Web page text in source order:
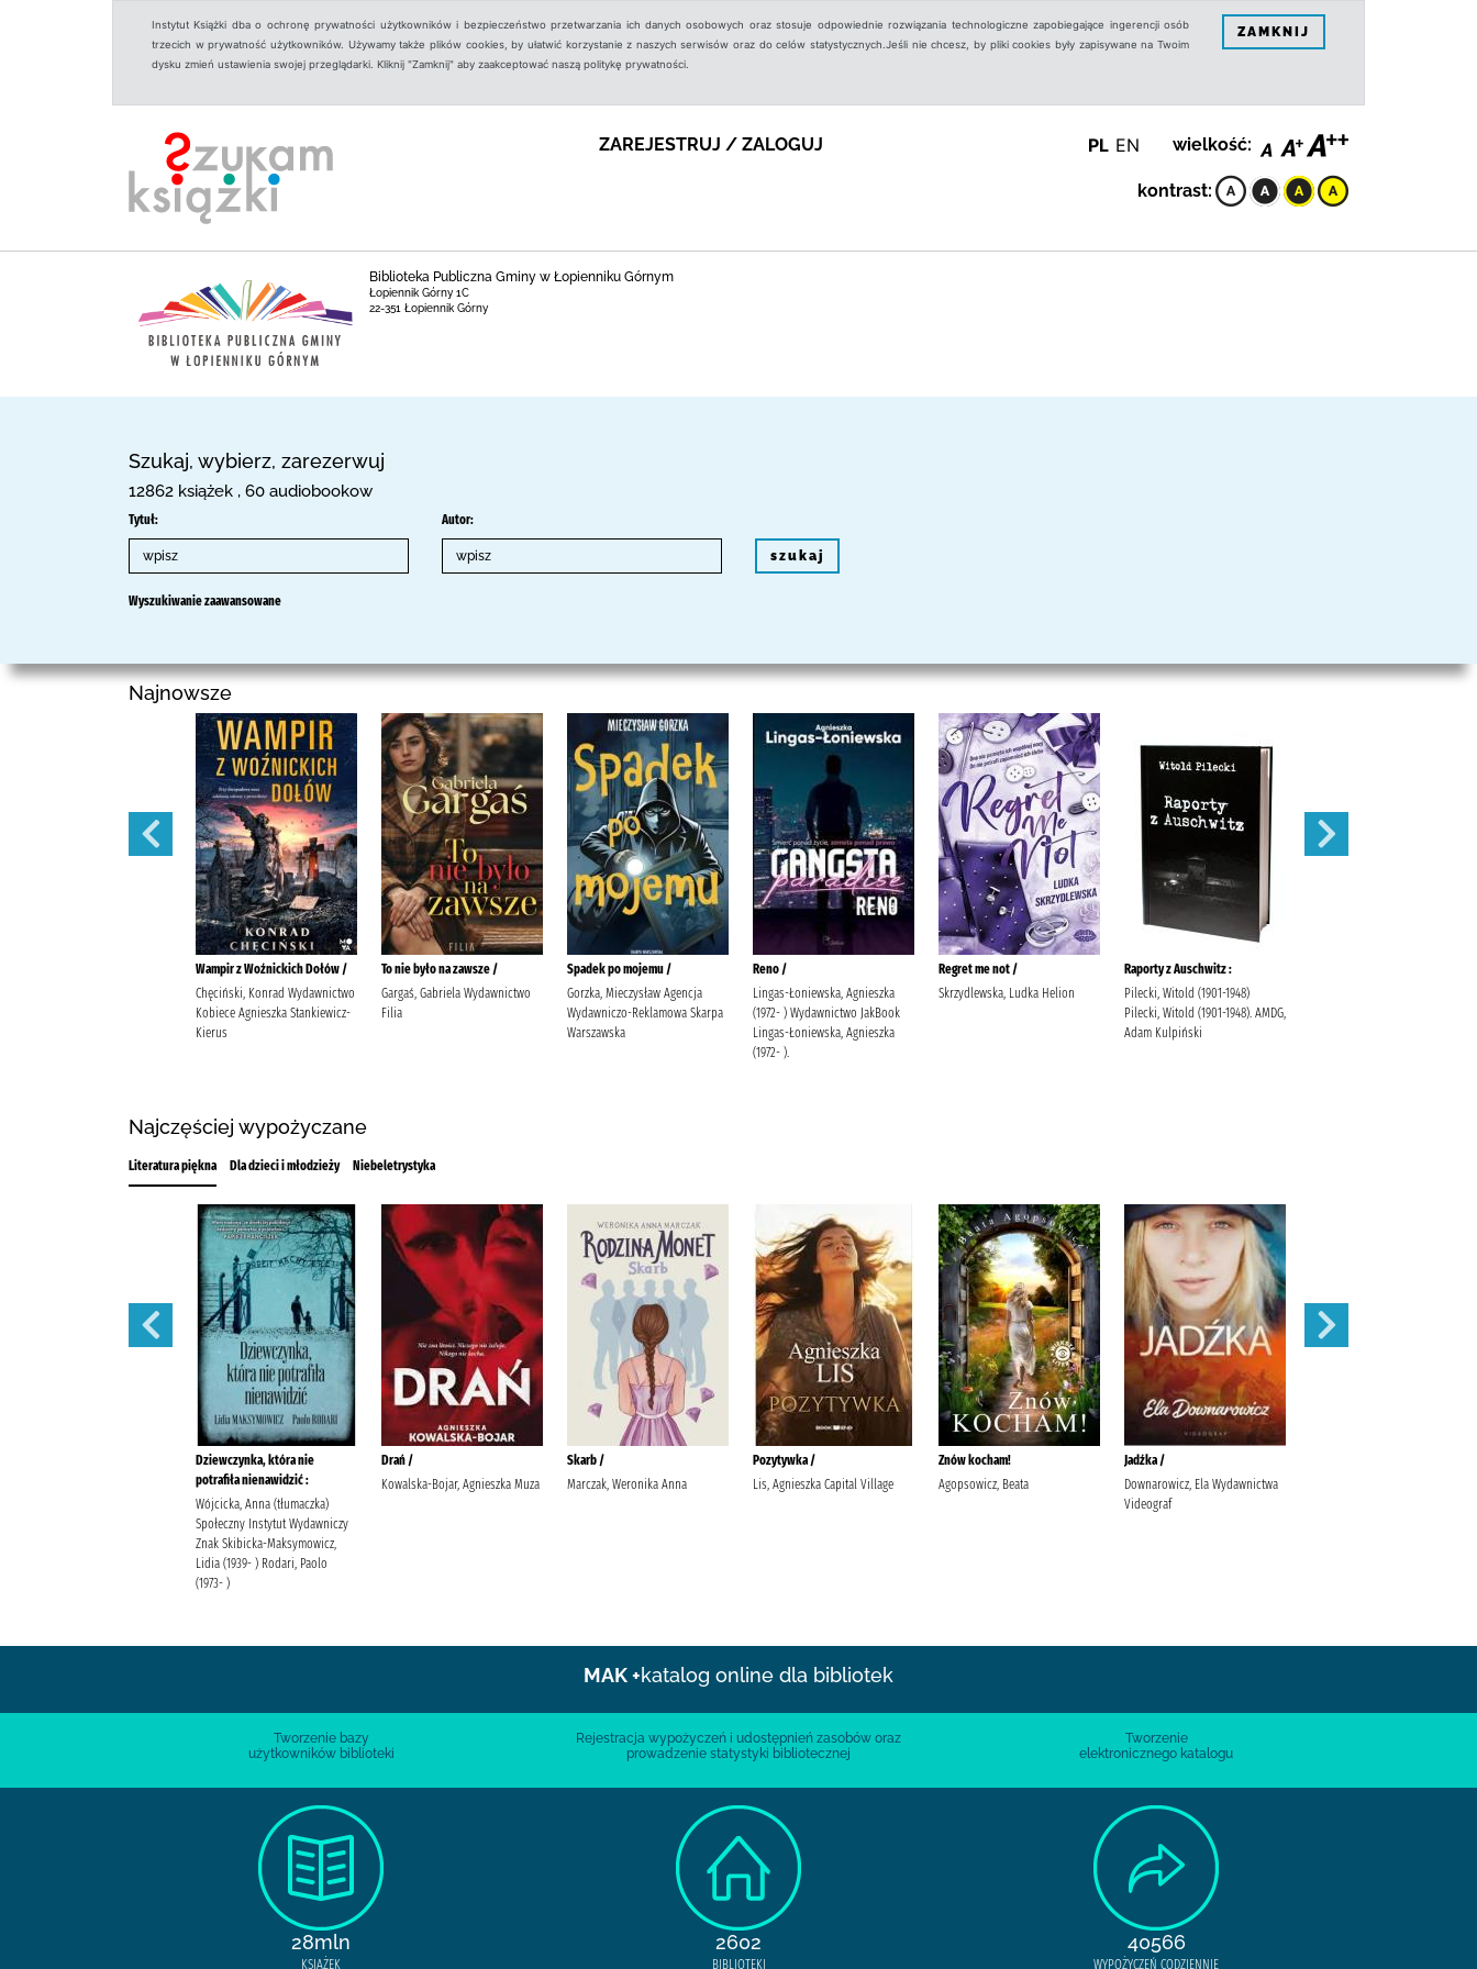
Instytut Książki dba o ochronę prywatności użytkowników i bezpieczeństwo przetwarzania ich danych osobowych oraz stosuje odpowiednie rozwiązania technologiczne zapobiegające ingerencji osób
trzecich w prywatność użytkowników. Używamy także plików cookies, by ułatwić korzystanie z naszych serwisów oraz do celów statystycznych.Jeśli nie chcesz, by pliki cookies były zapisywane na Twoim
dysku zmień ustawienia swojej przeglądarki. Kliknij "Zamknij" aby zaakceptować naszą politykę prywatności.
ZAMKNIJ
ZAREJESTRUJ / ZALOGUJ PL EN wielkość:
kontrast:
Biblioteka Publiczna Gminy w Łopienniku Górnym
Łopiennik Górny 1C
22-351 Łopiennik Górny
Szukaj, wybierz, zarezerwuj
12862 książek , 60 audiobookow
Tytuł: Autor:
szukaj
Wyszukiwanie zaawansowane
Najnowsze
Wampir z Woźnickich Dołów /
Chęciński, Konrad Wydawnictwo
Kobiece Agnieszka Stankiewicz-
Kierus
To nie było na zawsze /
Gargaś, Gabriela Wydawnictwo
Filia
Spadek po mojemu /
Gorzka, Mieczysław Agencja
Wydawniczo-Reklamowa Skarpa
Warszawska
Reno /
Lingas-Łoniewska, Agnieszka
(1972- ) Wydawnictwo JakBook
Lingas-Łoniewska, Agnieszka
(1972- ).
Regret me not /
Skrzydlewska, Ludka Helion
Raporty z Auschwitz :
Pilecki, Witold (1901-1948)
Pilecki, Witold (1901-1948). AMDG,
Adam Kulpiński
Najczęściej wypożyczane
Literatura piękna Dla dzieci i młodzieży Niebeletrystyka
Dziewczynka, która nie
potrafiła nienawidzić :
Wójcicka, Anna (tłumaczka)
Społeczny Instytut Wydawniczy
Znak Skibicka-Maksymowicz,
Lidia (1939- ) Rodari, Paolo
(1973- )
Drań /
Kowalska-Bojar, Agnieszka Muza
Skarb /
Marczak, Weronika Anna
Pozytywka /
Lis, Agnieszka Capital Village
Znów kocham!
Agopsowicz, Beata
Jadźka /
Downarowicz, Ela Wydawnictwa
Videograf
MAK +katalog online dla bibliotek
Tworzenie bazy
użytkowników biblioteki
Rejestracja wypożyczeń i udostępnień zasobów oraz
prowadzenie statystyki bibliotecznej
Tworzenie
elektronicznego katalogu
28mln
KSIĄŻEK
2602
BIBLIOTEKI
40566
WYPOŻYCZEŃ CODZIENNIE